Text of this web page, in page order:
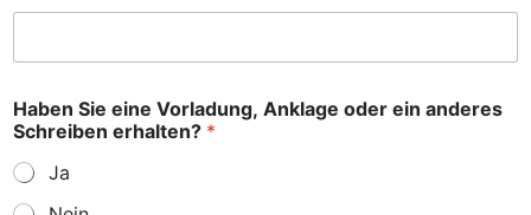
a
m
e
E
-
Haben Sie eine Vorladung, Anklage oder ein anderes
Schreiben erhalten? *
Ja